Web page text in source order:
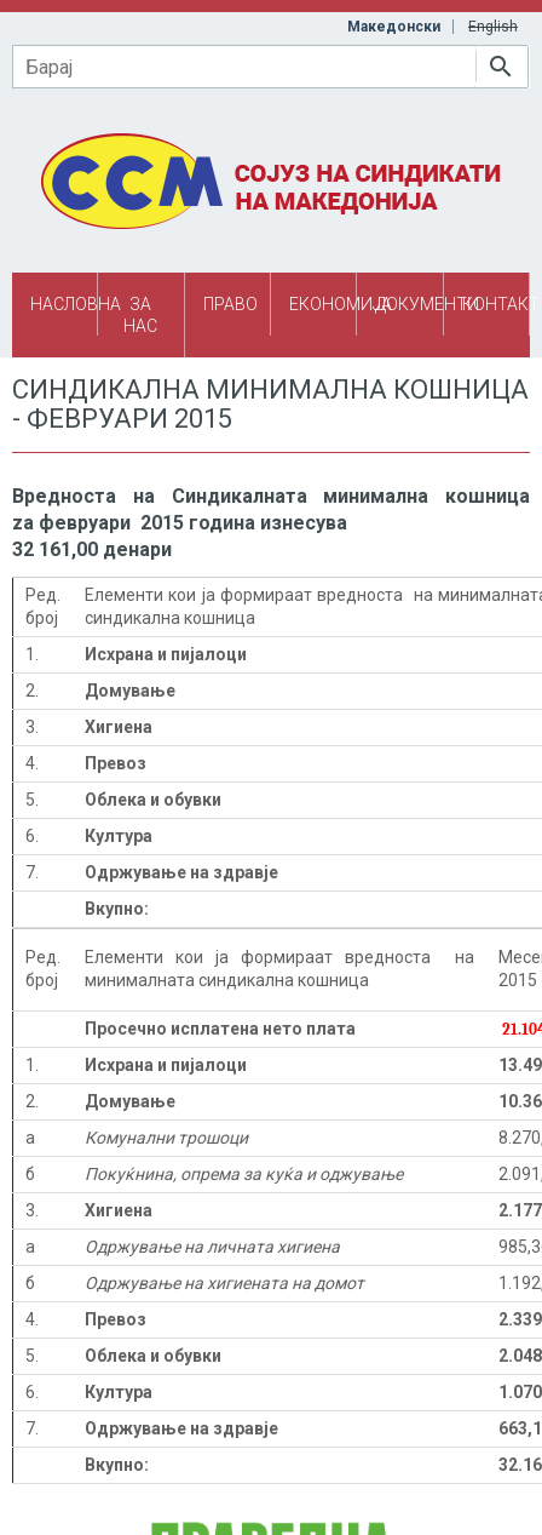
Skip to main content
Македонски English
Барај
НАСЛОВНА ЗА
НАС
ПРАВО ЕКОНОМИЈАДОКУМЕНТИКОНТАКТ
СИНДИКАЛНА МИНИМАЛНА КОШНИЦА
- ФЕВРУАРИ 2015
Вредноста на Синдикалната минимална кошница
za февруари 2015 година изнесува
32 161,00 денари
Ред.
број
Елементи кои ја формираат вредноста на
синдикална кошница
1.
Исхрана и пијалоци
2.
Домување
3.
Хигиена
4.
Превоз
5.
Облека и обувки
6.
Култура
7.
Одржување на здравје
Вкупно:
Ред.
број
Елементи кои ја формираат вредноста на
минималната синдикална кошница
2015
Просечно исплатена нето плата
1. Исхрана и пијалоци
2.
Домување
а
Комунални трошоци
б
Покуќнина, опрема за куќа и оджување
3.
Хигиена
а
Одржување на личната хигиена
б
Одржување на хигиената на домот
4.
Превоз
5.
Облека и обувки
6.
Култура
7.
Одржување на здравје
Вкупно: